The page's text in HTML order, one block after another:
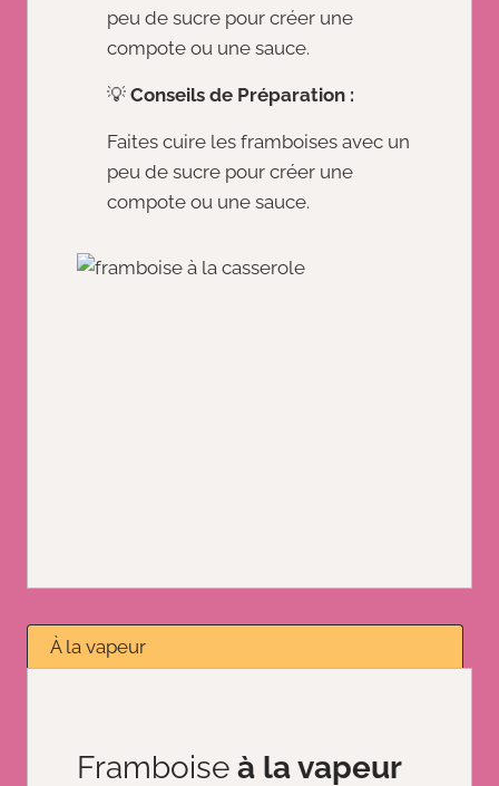
peu de sucre pour créer une
compote ou une sauce.
💡 Conseils de Préparation :
Faites cuire les framboises avec un
peu de sucre pour créer une
compote ou une sauce.
À la vapeur
Framboise à la vapeur